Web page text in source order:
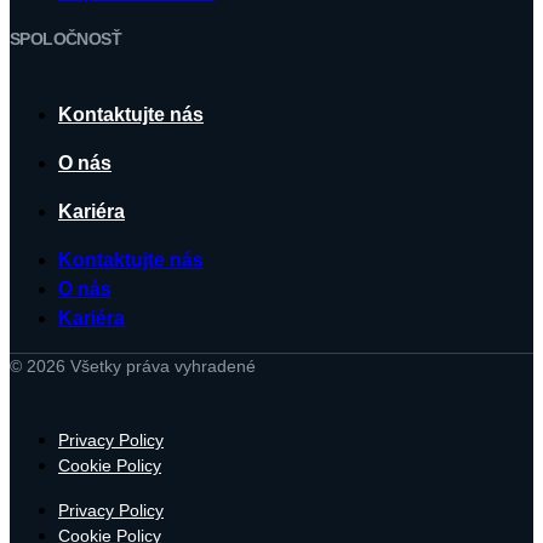
SPOLOČNOSŤ
Kontaktujte nás
O nás
Kariéra
Kontaktujte nás
O nás
Kariéra
© 2026 Všetky práva vyhradené
Privacy Policy
Cookie Policy
Privacy Policy
Cookie Policy